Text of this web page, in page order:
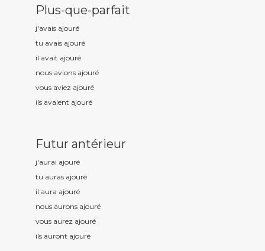
Plus-que-parfait
j'avais ajouré
tu avais ajouré
il avait ajouré
nous avions ajouré
vous aviez ajouré
ils avaient ajouré
Futur antérieur
j'aurai ajouré
tu auras ajouré
il aura ajouré
nous aurons ajouré
vous aurez ajouré
ils auront ajouré